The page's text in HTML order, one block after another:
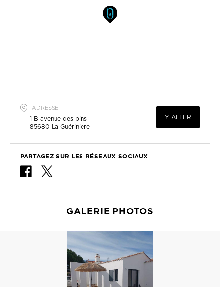
ADRESSE
1 B avenue des pins
85680 La Guérinière
Y ALLER
PARTAGEZ SUR LES RÉSEAUX SOCIAUX
GALERIE PHOTOS